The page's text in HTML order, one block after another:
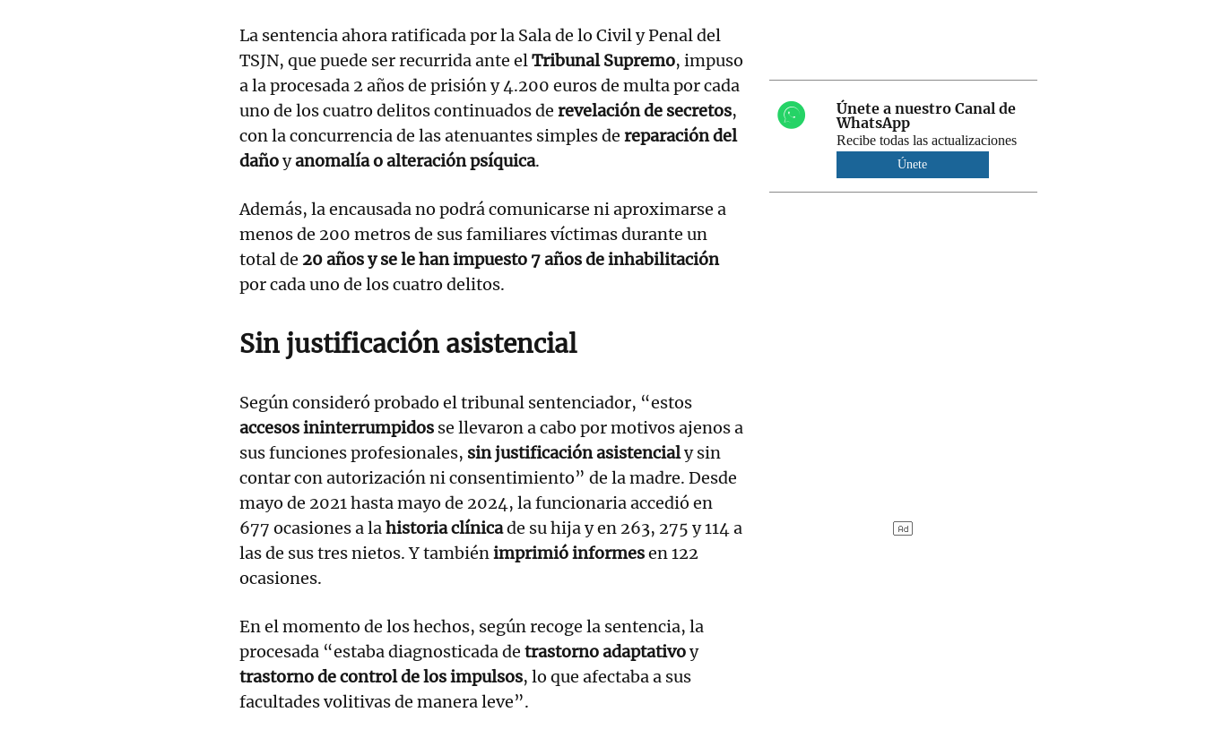
La sentencia ahora ratificada por la Sala de lo Civil y Penal del
TSJN, que puede ser recurrida ante elTribunal Supremo, impuso
a la procesada 2 años de prisión y 4.200 euros de multa por cada
uno de los cuatro delitos continuados de revelación de secretos,
con la concurrencia de las atenuantes simples de reparación del
dañoyanomalía o alteración psíquica.
Además, la encausada no podrá comunicarse ni aproximarse a
menos de 200 metros de sus familiares víctimas durante un
total de 20 años y se le han impuesto 7 años de inhabilitación
por cada uno de los cuatro delitos.
Sin justificación asistencial
Según consideró probado el tribunal sentenciador, “estos
accesos ininterrumpidos se llevaron a cabo por motivos ajenos a
sus funciones profesionales, sin justificación asistencialy sin
contar con autorización ni consentimiento” de la madre. Desde
mayo de 2021 hasta mayo de 2024, la funcionaria accedió en
677 ocasiones a lahistoria clínicade su hija y en 263, 275 y 114 a
las de sus tres nietos. Y tambiénimprimió informesen 122
ocasiones.
En el momento de los hechos, según recoge la sentencia, la
procesada “estaba diagnosticada de trastorno adaptativoy
trastorno de control de los impulsos, lo que afectaba a sus
facultades volitivas de manera leve”.
Únete a nuestro Canal de
WhatsApp
Recibe todas las actualizaciones
Únete